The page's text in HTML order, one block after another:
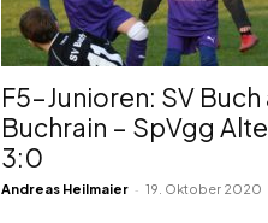
F5-Junioren: SV Buch
Buchrain – SpVgg
3:0
Andreas Heilmaier - 19. Oktober 2020